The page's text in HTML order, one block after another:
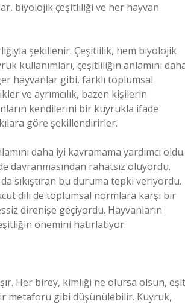
biyolojik çeşitliliği ve her hayvan
şekillenir. Çeşitlilik, hem biyolojik
kullanımları, çeşitliliğin anlamını
hayvanlar gibi, farklı toplumsal
ve ayrımcılık, bazen kişilerin
kendilerini bir kuyrukla ifade
göre şekillendirirler.
daha iyi kavramama yardımcı oldu.
davranmasından rahatsız oluyordu.
sıkıştıran bu duruma tepki veriyordu.
dili de toplumsal normlara karşı bir
direnişe geçiyordu. Hayvanların
önemini hatırlatıyor.
Her birey, kimliği ne olursa olsun, eşit
metaforu gibi düşünülebilir. Kuyruk,